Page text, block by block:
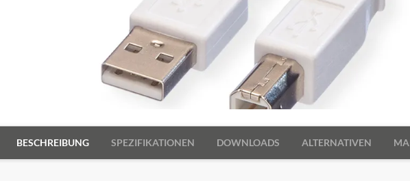
BESCHREIBUNG SPEZIFIKATIONEN DOWNLOADS ALTERNATIVEN